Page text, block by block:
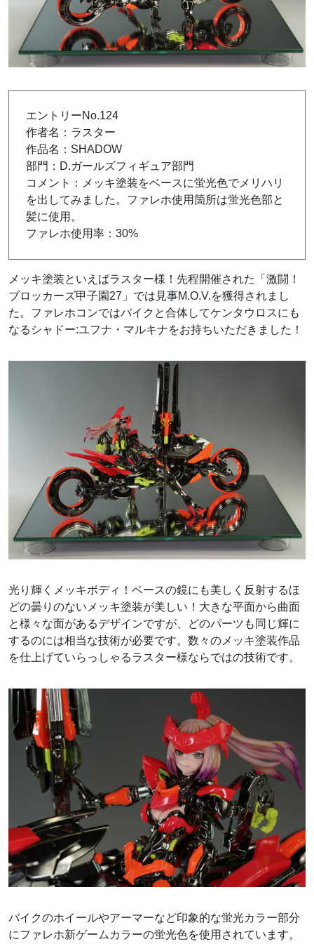
エントリーNo.124
作者名：ラスター
作品名：SHADOW
部門：D.ガールズフィギュア部門
コメント：メッキ塗装をベースに蛍光色でメリハリ
を出してみました。ファレホ使用箇所は蛍光色部と
髪に使用。
ファレホ使用率：30%
メッキ塗装といえばラスター様！先程開催された「激闘！
ブロッカーズ甲子園27」では見事M.O.V.を獲得されまし
た。ファレホコンではバイクと合体してケンタウロスにも
なるシャドー:ユフナ・マルキナをお持ちいただきました！
光り輝くメッキボディ！ベースの鏡にも美しく反射するほ
どの曇りのないメッキ塗装が美しい！大きな平面から曲面
と様々な面があるデザインですが、どのパーツも同じ輝に
するのには相当な技術が必要です。数々のメッキ塗装作品
を仕上げていらっしゃるラスター様ならではの技術です。
バイクのホイールやアーマーなど印象的な蛍光カラー部分
にファレホ新ゲームカラーの蛍光色を使用されています。